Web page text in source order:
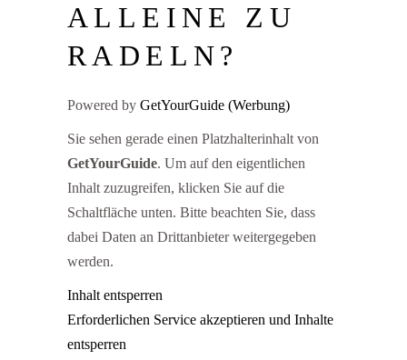
ALLEINE ZU
RADELN?
Powered by GetYourGuide
Sie sehen gerade einen Platzhalterinhalt von
GetYourGuide. Um auf den eigentlichen
Inhalt zuzugreifen, klicken Sie auf die
Schaltfläche unten. Bitte beachten Sie, dass
dabei Daten an Drittanbieter weitergegeben
werden.
Inhalt entsperren
Erforderlichen Service akzeptieren und Inhalte
entsperren